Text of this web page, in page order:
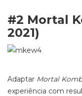
#2 Mortal
2021)
Adaptar Mortal
experiência com